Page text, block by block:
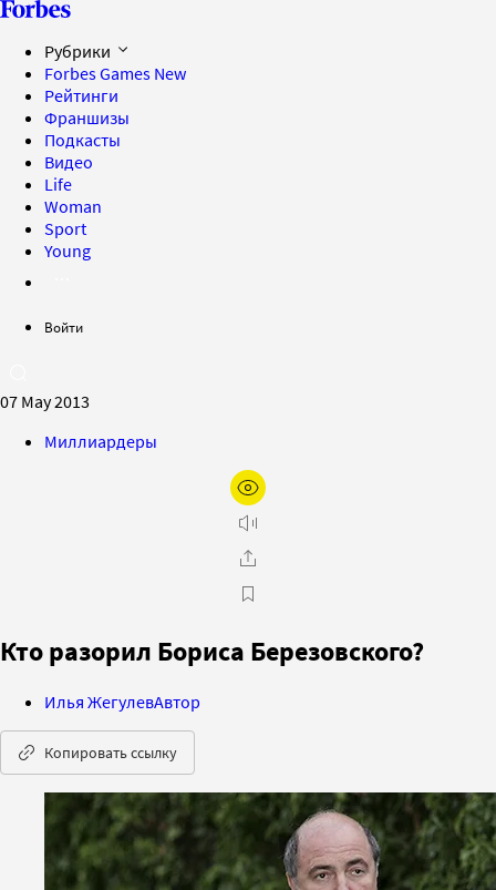
Рубрики
Forbes Games New
Рейтинги
Франшизы
Подкасты
Видео
Life
Woman
Sport
Young
Войти
07 May 2013
Миллиардеры
Кто разорил Бориса Березовского?
Илья ЖегулевАвтор
Копировать ссылку